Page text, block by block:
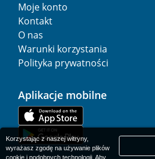
Moje konto
Kontakt
O nas
Warunki korzystania
Polityka prywatności
Aplikacje mobilne
Korzystając z naszej witryny,
wyrażasz zgodę na używanie plików
cookie i podobnych technologii. Aby